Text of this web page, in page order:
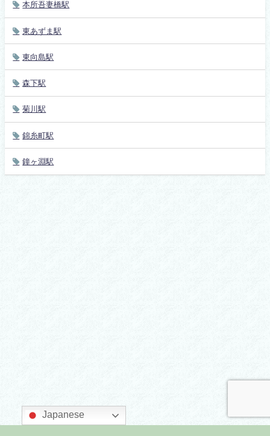
本所吾妻橋駅
東あずま駅
東向島駅
森下駅
菊川駅
錦糸町駅
鐘ヶ淵駅
Japanese